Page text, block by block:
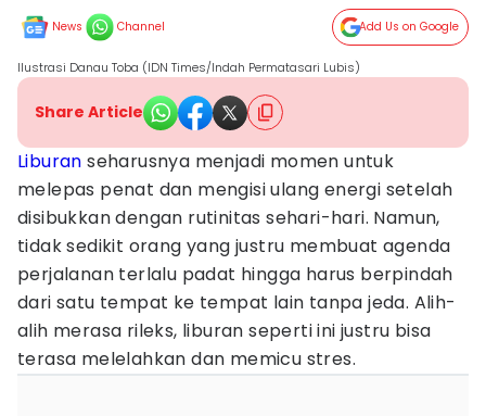
News Channel Add Us on Google
Ilustrasi Danau Toba (IDN Times/Indah Permatasari Lubis)
Share Article
Liburan seharusnya menjadi momen untuk
melepas penat dan mengisi ulang energi setelah
disibukkan dengan rutinitas sehari-hari. Namun,
tidak sedikit orang yang justru membuat agenda
perjalanan terlalu padat hingga harus berpindah
dari satu tempat ke tempat lain tanpa jeda. Alih-
alih merasa rileks, liburan seperti ini justru bisa
terasa melelahkan dan memicu stres.